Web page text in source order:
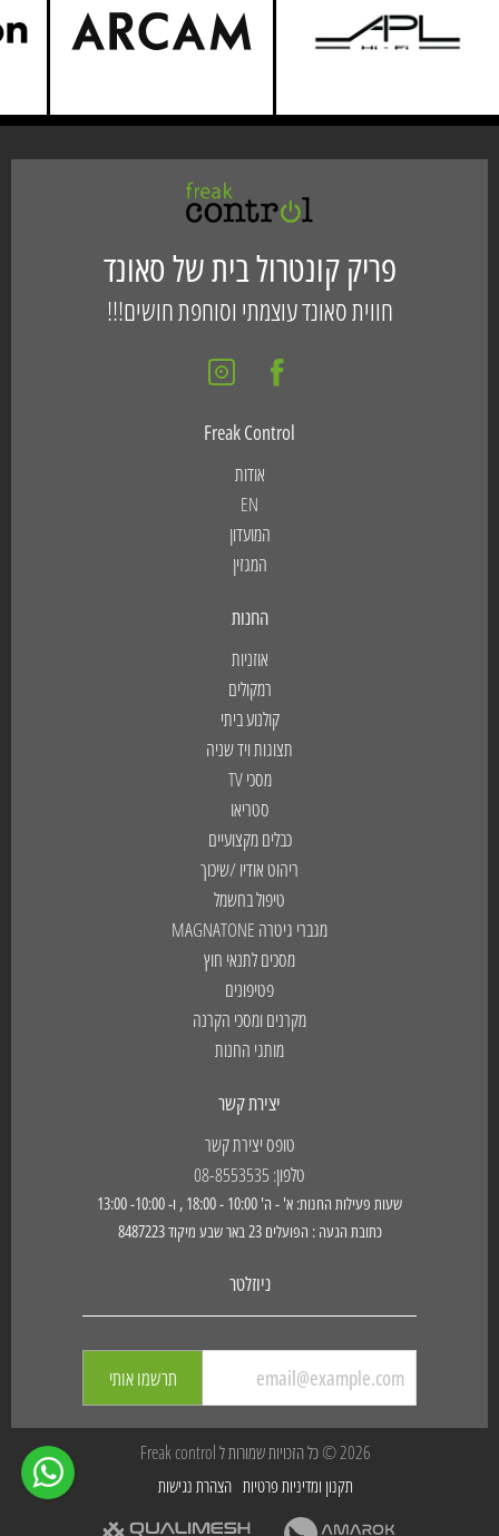
פריק קונטרול בית של סאונד
חווית סאונד עוצמתי וסוחפת חושים!!!
Freak Control
אודות
EN
המועדון
המגזין
החנות
אוזניות
רמקולים
קולנוע ביתי
תצוגות ויד שניה
מסכי TV
סטריאו
כבלים מקצועיים
ריהוט אודיו /שיכוך
טיפול בחשמל
מגברי גיטרה MAGNATONE
מסכים לתנאי חוץ
פטיפונים
מקרנים ומסכי הקרנה
מותגי החנות
יצירת קשר
טופס יצירת קשר
טלפון: 08-8553535
שעות פעילות החנות: א' - ה' 10:00 - 18:00 , ו- 10:00- 13:00
כתובת הגעה : הפועלים 23 באר שבע מיקוד 8487223
ניוזלטר
תרשמו אותי
2026 © כל הזכויות שמורות ל Freak control
תקנון ומדיניות פרטיות הצהרת נגישות